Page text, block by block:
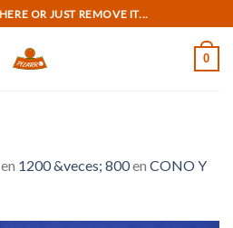
OR JUST REMOVE IT...
0
en 1200 &veces; 800en CONO Y